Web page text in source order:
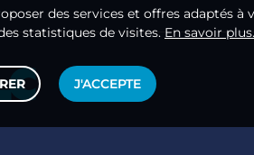
des services et offres adaptés à
statistiques de visites. En savoir plus.
J'ACCEPTE